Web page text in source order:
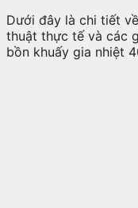
Dưới đây là chi tiết
thuật thực tế và các
bồn khuấy gia nhiệt